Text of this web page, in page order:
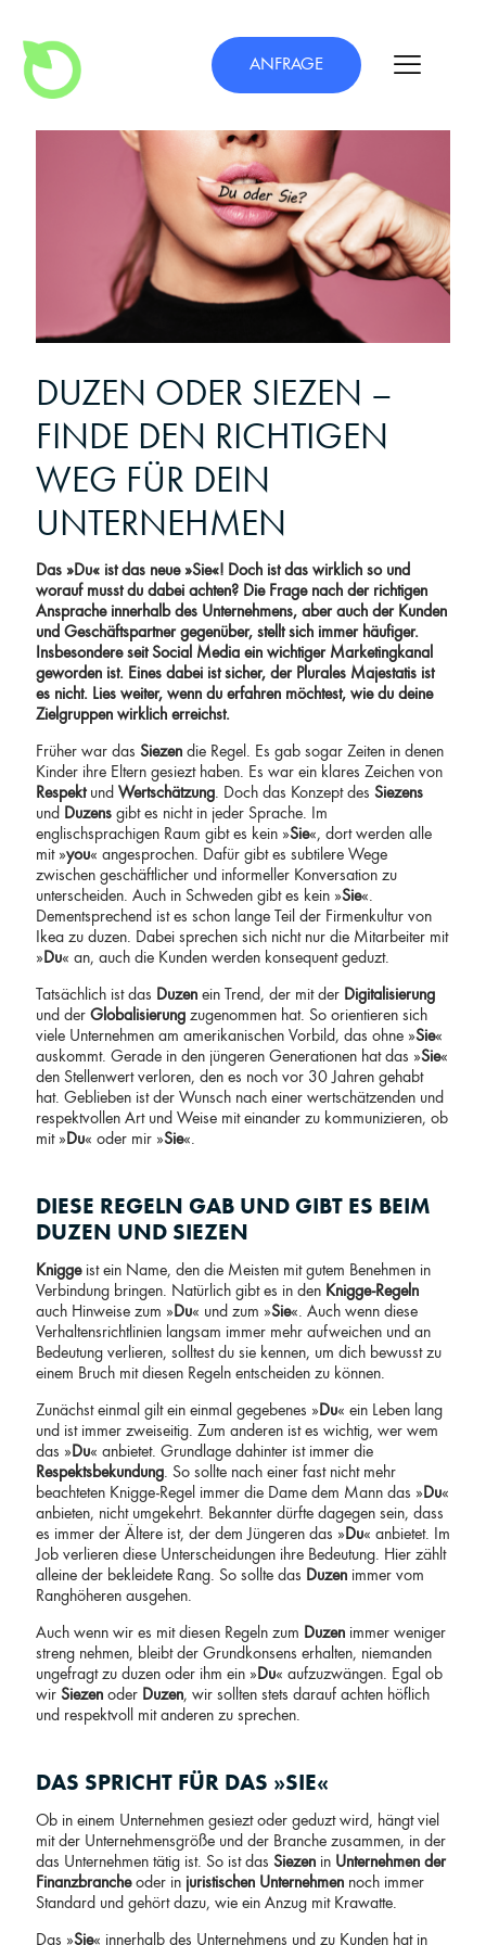
ANFRAGE
DUZEN ODER SIEZEN –
FINDE DEN RICHTIGEN
WEG FÜR DEIN
UNTERNEHMEN
Das »Du« ist das neue »Sie«! Doch ist das wirklich so und
worauf musst du dabei achten? Die Frage nach der richtigen
Ansprache innerhalb des Unternehmens, aber auch der Kunden
und Geschäftspartner gegenüber, stellt sich immer häufiger.
Insbesondere seit Social Media ein wichtiger Marketingkanal
geworden ist. Eines dabei ist sicher, der Plurales Majestatis ist
es nicht. Lies weiter, wenn du erfahren möchtest, wie du deine
Zielgruppen wirklich erreichst.
Früher war das Siezen die Regel. Es gab sogar Zeiten in denen
Kinder ihre Eltern gesiezt haben. Es war ein klares Zeichen von
Respektund Wertschätzung. Doch das Konzept des Siezens
und Duzens gibt es nicht in jeder Sprache. Im
englischsprachigen Raum gibt es kein »Sie«, dort werden alle
mit »you« angesprochen. Dafür gibt es subtilere Wege
zwischen geschäftlicher und informeller Konversation zu
unterscheiden. Auch in Schweden gibt es kein »Sie«.
Dementsprechend ist es schon lange Teil der Firmenkultur von
Ikea zu duzen. Dabei sprechen sich nicht nur die Mitarbeiter mit
»Du« an, auch die Kunden werden konsequent geduzt.
Tatsächlich ist das Duzen ein Trend, der mit der Digitalisierung
und der Globalisierung zugenommen hat. So orientieren sich
viele Unternehmen am amerikanischen Vorbild, das ohne »Sie«
auskommt. Gerade in den jüngeren Generationen hat das »Sie«
den Stellenwert verloren, den es noch vor 30 Jahren gehabt
hat. Geblieben ist der Wunsch nach einer wertschätzenden und
respektvollen Art und Weise mit einander zu kommunizieren, ob
mit »Du« oder mir »Sie«.
DIESE REGELN GAB UND GIBT ES BEIM
DUZEN UND SIEZEN
Kniggeist ein Name, den die Meisten mit gutem Benehmen in
Verbindung bringen. Natürlich gibt es in den Knigge-Regeln
auch Hinweise zum »Du« und zum »Sie«. Auch wenn diese
Verhaltensrichtlinien langsam immer mehr aufweichen und an
Bedeutung verlieren, solltest du sie kennen, um dich bewusst zu
einem Bruch mit diesen Regeln entscheiden zu können.
Zunächst einmal gilt ein einmal gegebenes »Du« ein Leben lang
und ist immer zweiseitig. Zum anderen ist es wichtig, wer wem
das »Du« anbietet. Grundlage dahinter ist immer die
Respektsbekundung. So sollte nach einer fast nicht mehr
beachteten Knigge-Regel immer die Dame dem Mann das »Du«
anbieten, nicht umgekehrt. Bekannter dürfte dagegen sein, dass
es immer der Ältere ist, der dem Jüngeren das »Du« anbietet. Im
Job verlieren diese Unterscheidungen ihre Bedeutung. Hier zählt
alleine der bekleidete Rang. So sollte das Duzen immer vom
Ranghöheren ausgehen.
Auch wenn wir es mit diesen Regeln zum Duzen immer weniger
streng nehmen, bleibt der Grundkonsens erhalten, niemanden
ungefragt zu duzen oder ihm ein »Du« aufzuzwängen. Egal ob
wir Siezen oder Duzen, wir sollten stets darauf achten höflich
und respektvoll mit anderen zu sprechen.
DAS SPRICHT FÜR DAS »SIE«
Ob in einem Unternehmen gesiezt oder geduzt wird, hängt viel
mit der Unternehmensgröße und der Branche zusammen, in der
das Unternehmen tätig ist. So ist das Siezen in Unternehmen der
Finanzbrancheoder in juristischen Unternehmen noch immer
Standard und gehört dazu, wie ein Anzug mit Krawatte.
Das »Sie« innerhalb des Unternehmens und zu Kunden hat in